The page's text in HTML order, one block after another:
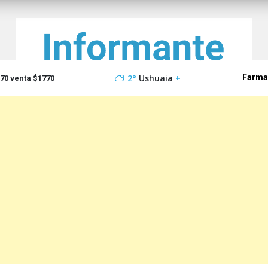
venta $1770 2° Ushuaia +